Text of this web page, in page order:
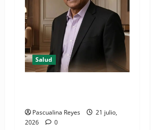
Salud
Pascualina Reyes
21 julio,
2026
0